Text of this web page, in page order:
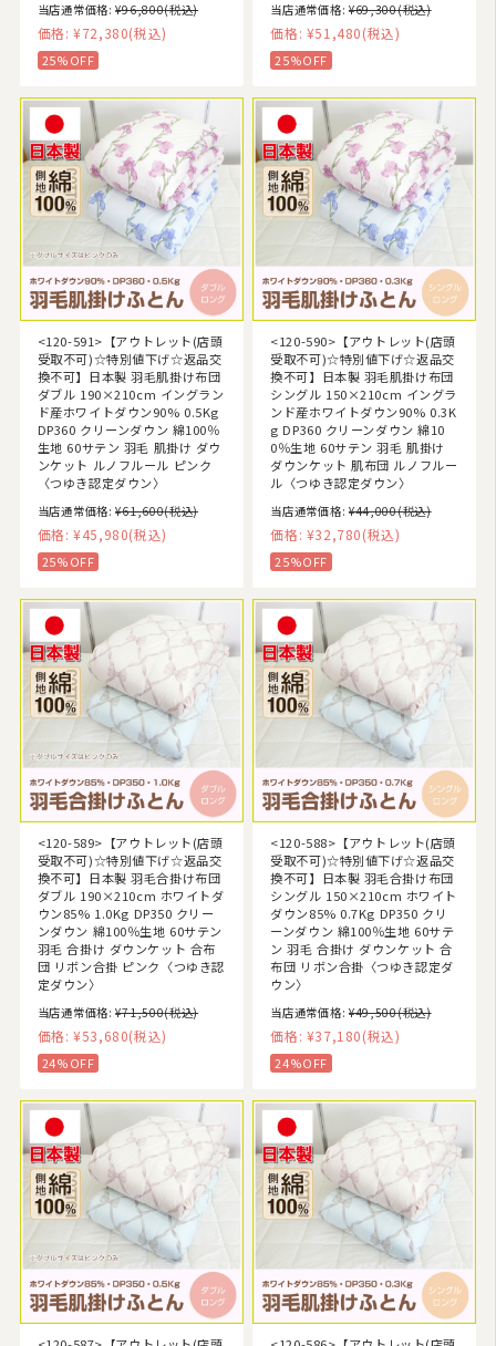
当店通常価格: ¥96,800(税込)
価格: ¥72,380(税込)
25%OFF
当店通常価格: ¥69,300(税込)
価格: ¥51,480(税込)
25%OFF
<120-591>【アウトレット(店頭
受取不可)☆特別値下げ☆返品交
換不可】日本製 羽毛肌掛け布団
ダブル 190×210cm イングラン
ド産ホワイトダウン90% 0.5Kg
DP360 クリーンダウン 綿100％
生地 60サテン 羽毛 肌掛け ダウ
ンケット ルノフルール ピンク
〈つゆき認定ダウン〉
当店通常価格: ¥61,600(税込)
価格: ¥45,980(税込)
25%OFF
<120-590>【アウトレット(店頭
受取不可)☆特別値下げ☆返品交
換不可】日本製 羽毛肌掛け布団
シングル 150×210cm イングラ
ンド産ホワイトダウン90% 0.3K
g DP360 クリーンダウン 綿10
0％生地 60サテン 羽毛 肌掛け
ダウンケット 肌布団 ルノフルー
ル〈つゆき認定ダウン〉
当店通常価格: ¥44,000(税込)
価格: ¥32,780(税込)
25%OFF
<120-589>【アウトレット(店頭
受取不可)☆特別値下げ☆返品交
換不可】日本製 羽毛合掛け布団
ダブル 190×210cm ホワイトダ
ウン85% 1.0Kg DP350 クリー
ンダウン 綿100％生地 60サテン
羽毛 合掛け ダウンケット 合布
団 リボン合掛 ピンク〈つゆき認
定ダウン〉
当店通常価格: ¥71,500(税込)
価格: ¥53,680(税込)
24%OFF
<120-588>【アウトレット(店頭
受取不可)☆特別値下げ☆返品交
換不可】日本製 羽毛合掛け布団
シングル 150×210cm ホワイト
ダウン85% 0.7Kg DP350 クリ
ーンダウン 綿100％生地 60サテ
ン 羽毛 合掛け ダウンケット 合
布団 リボン合掛〈つゆき認定ダ
ウン〉
当店通常価格: ¥49,500(税込)
価格: ¥37,180(税込)
24%OFF